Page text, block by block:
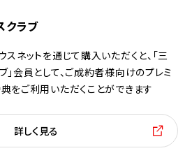
クラブ
ネットを通じて購入いただくと、「三
会員として、ご成約者様向けのプレミ
をご利用いただくことができます
詳しく見る